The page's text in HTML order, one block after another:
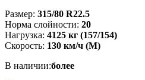
Размер: 315/80 R22.5
Норма слойности: 20
Нагрузка: 4125 кг (157/154)
Скорость: 130 км/ч (M)
В наличии:более